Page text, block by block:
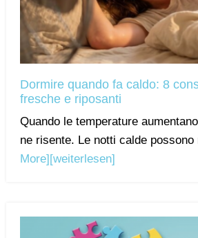
Dormire quando fa caldo: 8
fresche e riposanti
Quando le temperature
ne risente. Le notti calde possono
More] [weiterlesen]